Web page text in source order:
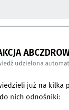
udzielona
już na
nich odnośniki: